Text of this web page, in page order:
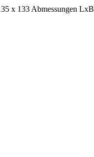
x 133 Abmessungen